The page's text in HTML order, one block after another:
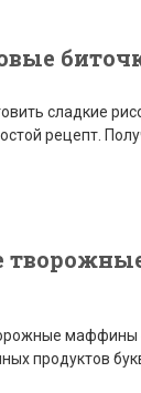
сладкие
рецепт.
маффины
продуктов